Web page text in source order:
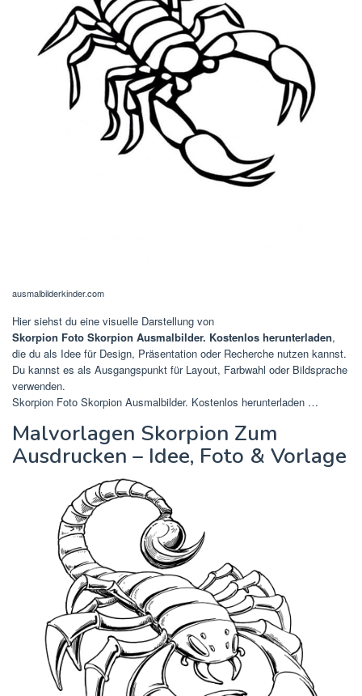
beste-ausmalbilder.com
Dieses Bild zeigt ein Motiv zum ThemaAusmalbilder Skorpion –
Kostenlose Malvorlagenund eignet sich
ideal als Referenz für eigene Projekte.
Du kannst es als Ausgangspunkt für Layout, Farbwahl oder Bildsprache
Ausmalbilder Skorpion – Kostenlose Malvorlagen
Skorpion Foto Skorpion
Ausmalbilder. Kostenlos